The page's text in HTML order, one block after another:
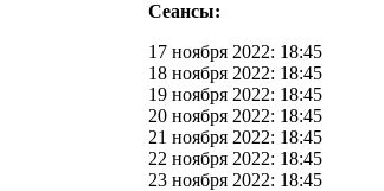
Сеансы:
17 ноября 2022: 18:45
18 ноября 2022: 18:45
19 ноября 2022: 18:45
20 ноября 2022: 18:45
21 ноября 2022: 18:45
22 ноября 2022: 18:45
23 ноября 2022: 18:45